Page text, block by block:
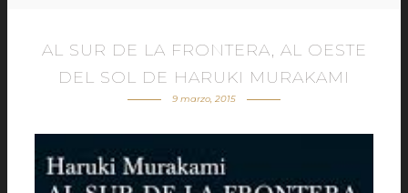
AL SUR DE LA FRONTERA, AL OESTE
DEL SOL DE HARUKI MURAKAMI
9 marzo, 2015